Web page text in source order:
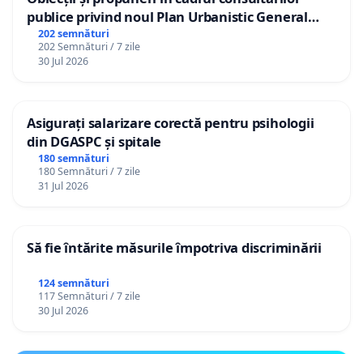
publice privind noul Plan Urbanistic General
(PUG) Ialoveni
202 semnături
202 Semnături / 7 zile
30 Jul 2026
Asigurați salarizare corectă pentru psihologii
din DGASPC și spitale
180 semnături
180 Semnături / 7 zile
31 Jul 2026
Să fie întărite măsurile împotriva discriminării
124 semnături
117 Semnături / 7 zile
30 Jul 2026